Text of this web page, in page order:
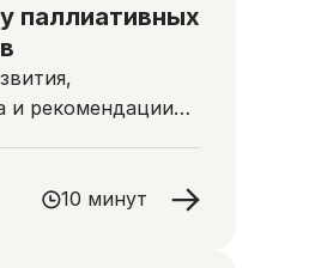
паллиативных
и рекомендации
10 минут